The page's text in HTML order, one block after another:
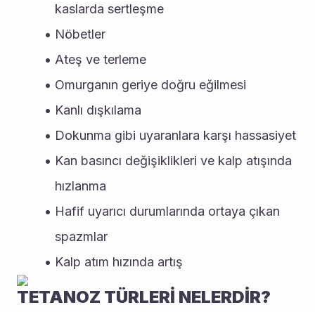
kaslarda sertleşme
Nöbetler
Ateş ve terleme
Omurganın geriye doğru eğilmesi
Kanlı dışkılama
Dokunma gibi uyaranlara karşı hassasiyet
Kan basıncı değişiklikleri ve kalp atışında
hızlanma
Hafif uyarıcı durumlarında ortaya çıkan
spazmlar
Kalp atım hızında artış
TETANOZ TÜRLERİ NELERDİR?